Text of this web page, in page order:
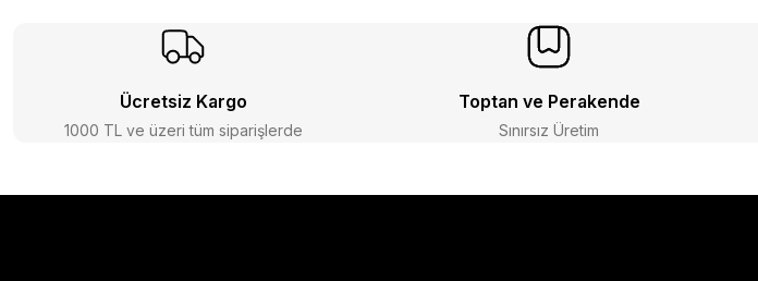
Ücretsiz Kargo
1000 TL ve üzeri tüm siparişlerde
Toptan ve Perakende
Sınırsız Üretim